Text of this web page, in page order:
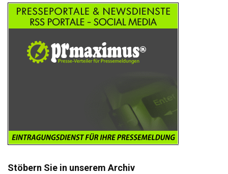
Stöbern Sie in unserem Archiv